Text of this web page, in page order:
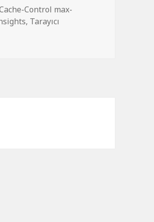
Control max-
, Tarayıcı
yükseltmek için